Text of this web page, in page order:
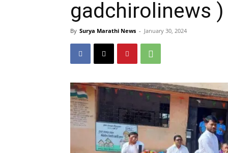
gadchirolinews )
By Surya Marathi News - January 30, 2024